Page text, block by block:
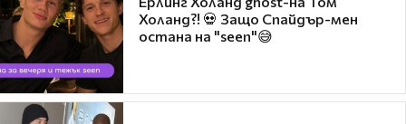
Холанд?! 💀 Защо Спайдър-мен
остана на "seen"😅